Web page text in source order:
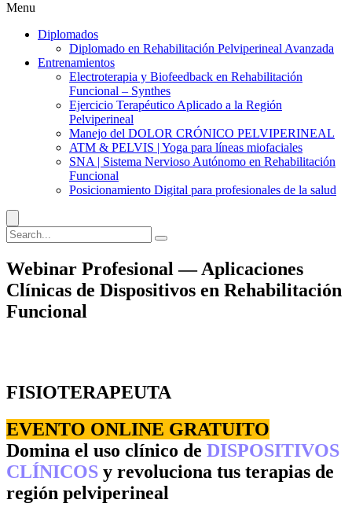
Menu
Diplomados
Diplomado en Rehabilitación Pelviperineal Avanzada
Entrenamientos
Electroterapia y Biofeedback en Rehabilitación
Funcional – Synthes
Ejercicio Terapéutico Aplicado a la Región
Pelviperineal
Manejo del DOLOR CRÓNICO PELVIPERINEAL
ATM & PELVIS | Yoga para líneas miofaciales
SNA | Sistema Nervioso Autónomo en Rehabilitación
Funcional
Posicionamiento Digital para profesionales de la salud
Webinar Profesional — Aplicaciones
Clínicas de Dispositivos en Rehabilitación
Funcional
FISIOTERAPEUTA
EVENTO ONLINE GRATUITO
Domina el uso clínico de DISPOSITIVOS
CLÍNICOS y revoluciona tus terapias de
región pelviperineal